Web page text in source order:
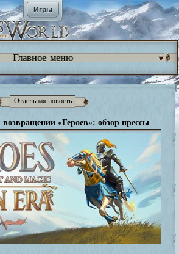
Игры
Главное меню
Отдельная новость
«Героев»: обзор прессы